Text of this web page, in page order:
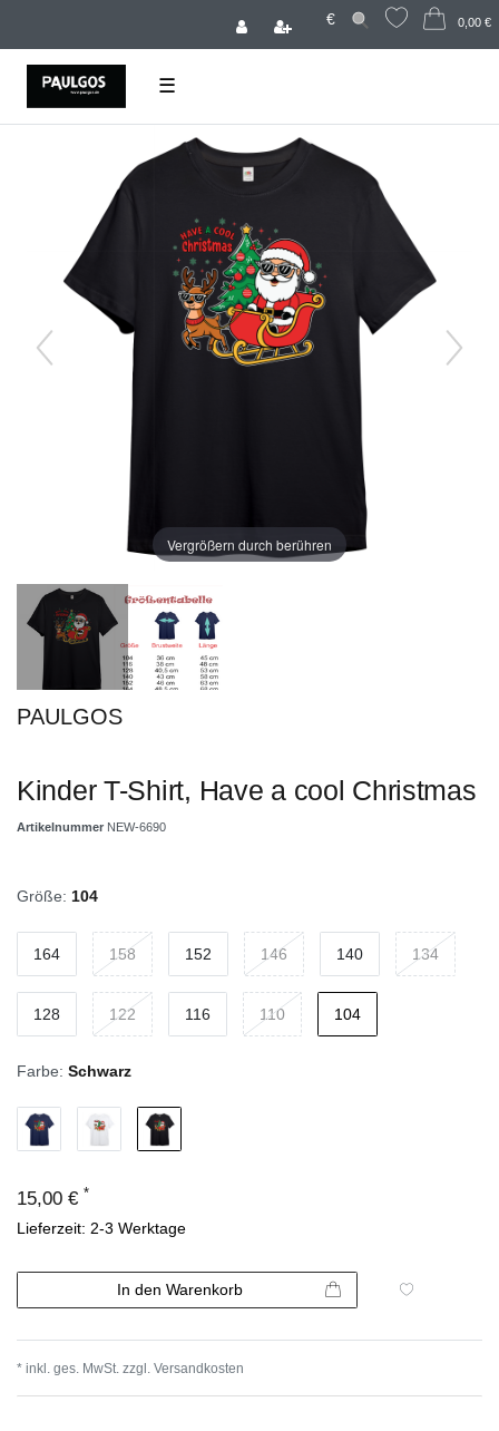
€ 0,00 €
☰
Vergrößern durch berühren
PAULGOS
Kinder T-Shirt, Have a cool Christmas
Artikelnummer NEW-6690
Größe: 104
164 158 152 146 140 134
128 122 116 110 104
Farbe: Schwarz
15,00 € *
Lieferzeit: 2-3 Werktage
In den Warenkorb
* inkl. ges. MwSt. zzgl. Versandkosten